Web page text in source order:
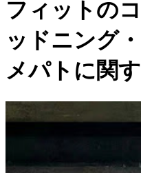
フィットの
ッドニング
メパトに関